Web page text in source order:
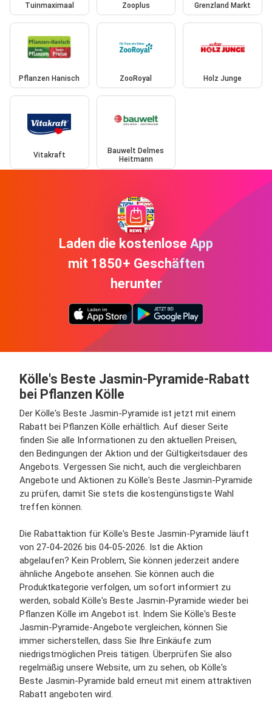
Tuinmaximaal Zooplus Grenzland Markt
Pflanzen Hanisch ZooRoyal Holz Junge
Vitakraft
Bauwelt Delmes
Heitmann
Laden die kostenlose App
mit 1850+ Geschäften
herunter
Kölle's Beste Jasmin-Pyramide-Rabatt
bei Pflanzen Kölle
Der Kölle's Beste Jasmin-Pyramide ist jetzt mit einem
Rabatt bei Pflanzen Kölle erhältlich. Auf dieser Seite
finden Sie alle Informationen zu den aktuellen Preisen,
den Bedingungen der Aktion und der Gültigkeitsdauer des
Angebots. Vergessen Sie nicht, auch die vergleichbaren
Angebote und Aktionen zu Kölle's Beste Jasmin-Pyramide
zu prüfen, damit Sie stets die kostengünstigste Wahl
treffen können.
Die Rabattaktion für Kölle's Beste Jasmin-Pyramide läuft
von 27-04-2026 bis 04-05-2026. Ist die Aktion
abgelaufen? Kein Problem, Sie können jederzeit andere
ähnliche Angebote ansehen. Sie können auch die
Produktkategorie verfolgen, um sofort informiert zu
werden, sobald Kölle's Beste Jasmin-Pyramide wieder bei
Pflanzen Kölle im Angebot ist. Indem Sie Kölle's Beste
Jasmin-Pyramide-Angebote vergleichen, können Sie
immer sicherstellen, dass Sie Ihre Einkäufe zum
niedrigstmöglichen Preis tätigen. Überprüfen Sie also
regelmäßig unsere Website, um zu sehen, ob Kölle's
Beste Jasmin-Pyramide bald erneut mit einem attraktiven
Rabatt angeboten wird.